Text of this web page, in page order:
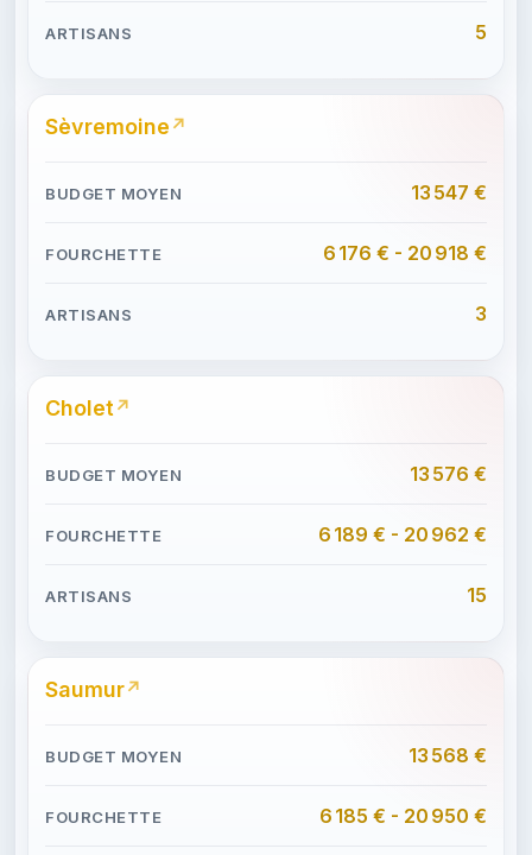
5
Sèvremoine
13 547 €
6 176 € - 20 918 €
3
Cholet
13 576 €
6 189 € - 20 962 €
15
Saumur
13 568 €
6 185 € - 20 950 €